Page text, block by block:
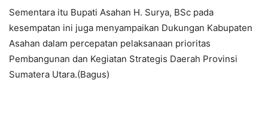
Sementara itu Bupati Asahan H. Surya, BSc pada
kesempatan ini juga menyampaikan Dukungan Kabupaten
Asahan dalam percepatan pelaksanaan prioritas
Pembangunan dan Kegiatan Strategis Daerah Provinsi
Sumatera Utara.(Bagus)